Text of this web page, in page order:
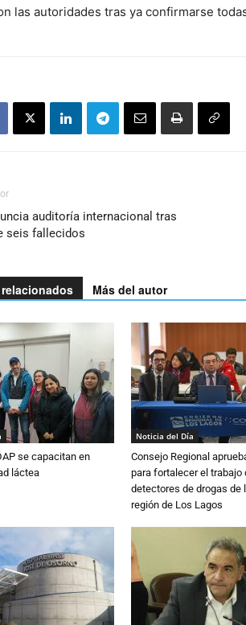
las autoridades tras ya confirmarse
auditoría internacional tras
seis fallecidos
Más del autor
se capacitan en
láctea
Noticia del Día
Consejo Regional
para fortalecer el trabajo
detectores de drogas de
región de Los Lagos